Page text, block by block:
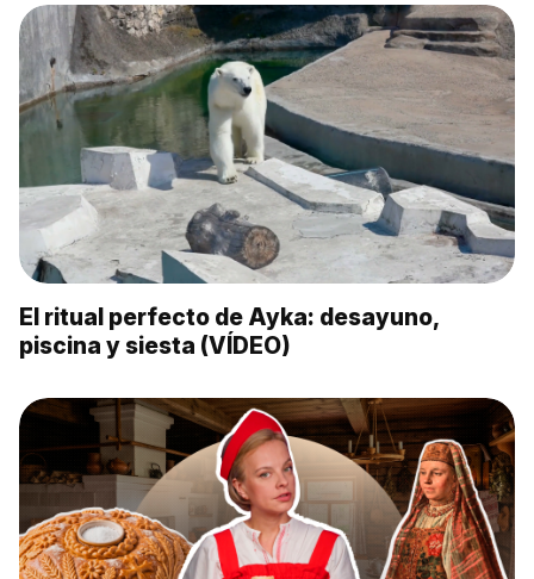
El ritual perfecto de Ayka: desayuno,
piscina y siesta (VÍDEO)